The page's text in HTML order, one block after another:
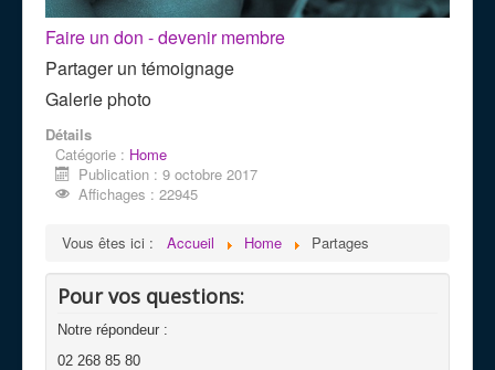
Faire un don - devenir membre
Partager un témoignage
Galerie photo
Détails
Catégorie : Home
Publication : 9 octobre 2017
Affichages : 22945
Vous êtes ici : Accueil Home Partages
Pour vos questions:
Notre répondeur :
02 268 85 80